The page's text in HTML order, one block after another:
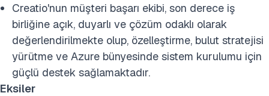
Creatio'nun müşteri başarı ekibi, son derece iş
birliğine açık, duyarlı ve çözüm odaklı olarak
değerlendirilmekte olup, özelleştirme, bulut stratejisi
yürütme ve Azure bünyesinde sistem kurulumu için
güçlü destek sağlamaktadır.
Eksiler